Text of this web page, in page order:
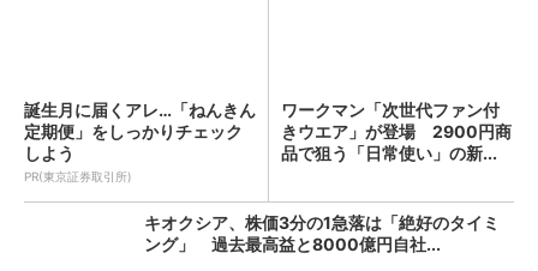
誕生月に届くアレ…「ねんきん
定期便」をしっかりチェック
しよう
PR(東京証券取引所)
ワークマン「次世代ファン付
きウエア」が登場 2900円商
品で狙う「日常使い」の新...
キオクシア、株価3分の1急落は「絶好のタイミ
ング」 過去最高益と8000億円自社...